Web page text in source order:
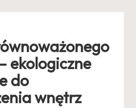
ekologiczne
do
wnętrz